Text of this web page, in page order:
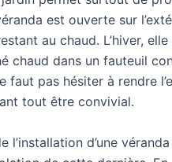
est ouverte sur
au chaud. L’hiver,
chaud dans un fauteuil
faut pas hésiter à rendre
tout être convivial.
l’installation d’une